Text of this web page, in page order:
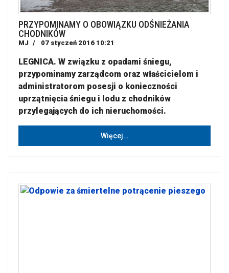
PRZYPOMINAMY O OBOWIĄZKU ODŚNIEŻANIA
CHODNIKÓW
MJ 07 styczeń 2016 10:21
LEGNICA. W związku z opadami śniegu,
przypominamy zarządcom oraz właścicielom i
administratorom posesji o konieczności
uprzątnięcia śniegu i lodu z chodników
przylegających do ich nieruchomości.
Więcej…